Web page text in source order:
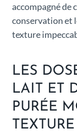
accompagné de
conservation et
texture
LES
LAIT ET
PURÉE